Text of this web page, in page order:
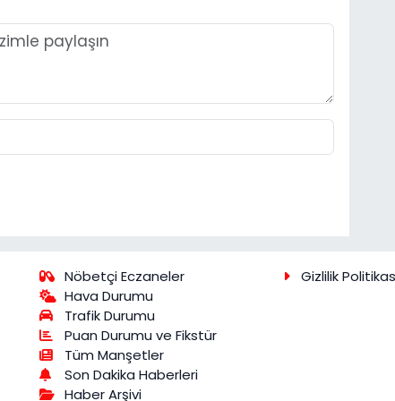
Nöbetçi Eczaneler
Hava Durumu
Trafik Durumu
Puan Durumu ve Fikstür
Tüm Manşetler
Son Dakika Haberleri
Haber Arşivi
Gizlilik